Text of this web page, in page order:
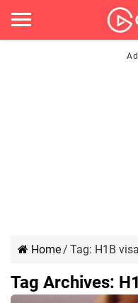
Home/ Tag: H1B visa
Tag Archives: